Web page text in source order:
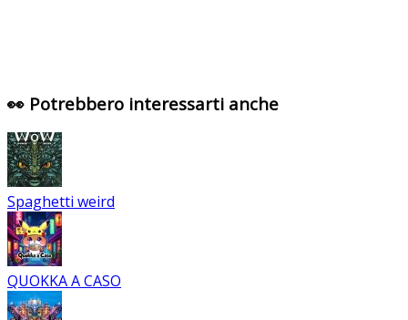
👀 Potrebbero interessarti anche
Spaghetti weird
QUOKKA A CASO